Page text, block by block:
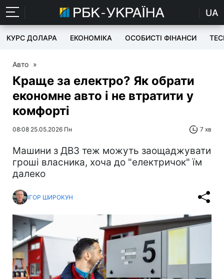
UA
КУРС ДОЛАРА ЕКОНОМІКА ОСОБИСТІ ФІНАНСИ
Авто »
Краще за електро? Як обрати
економне авто і не втратити у
комфорті
08:08 25.05.2026 Пн 7 хв
Машини з ДВЗ теж можуть заощаджувати
гроші власника, хоча до "електричок" їм
далеко
ІГОР ШИРОКУН